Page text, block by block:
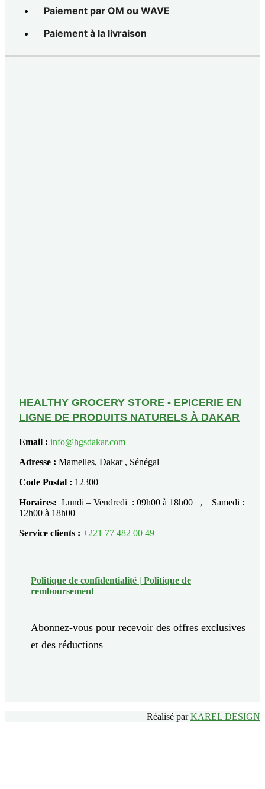
Paiement par OM ou WAVE
Paiement à la livraison
HEALTHY GROCERY STORE - EPICERIE EN
LIGNE DE PRODUITS NATURELS À DAKAR
Email : info@hgsdakar.com
Adresse : Mamelles, Dakar , Sénégal
Code Postal : 12300
Horaires: Lundi – Vendredi : 09h00 à 18h00 , Samedi :
12h00 à 18h00
Service clients : +221 77 482 00 49
Politique de confidentialité | Politique de
remboursement
Abonnez-vous pour recevoir des offres exclusives
et des réductions
Réalisé parKAREL DESIGN